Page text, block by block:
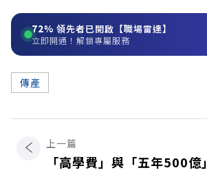
72% 領先者已開啟【職場雷達】
立即開通！解鎖專屬服務
傳產
上一篇
「高學費」與「五年500億」